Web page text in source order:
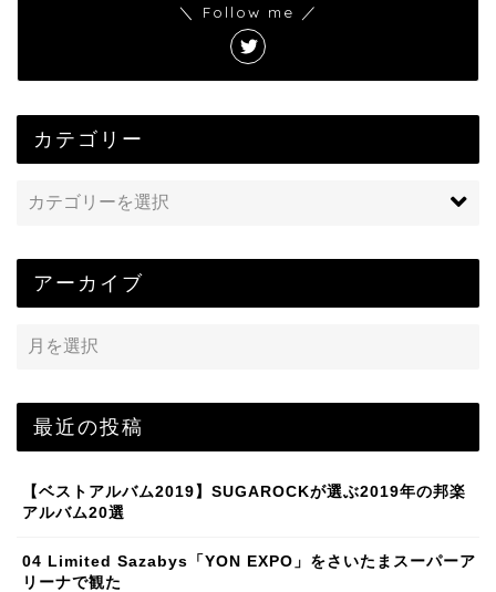
＼ Follow me ／
カテゴリー
アーカイブ
最近の投稿
【ベストアルバム2019】SUGAROCKが選ぶ2019年の邦楽
アルバム20選
04 Limited Sazabys「YON EXPO」をさいたまスーパーア
リーナで観た